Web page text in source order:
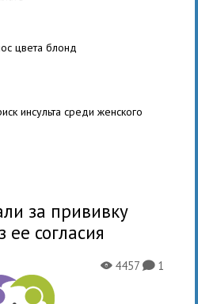
цвета блонд
инсульта среди женского
за прививку
ее согласия
X4457K1